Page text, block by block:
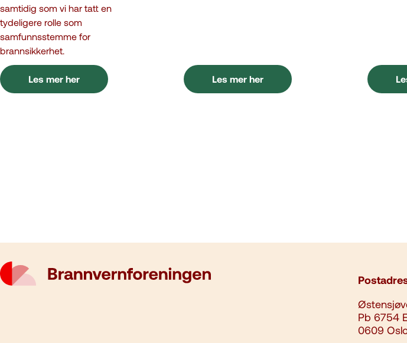
samtidig som vi har tatt en
tydeligere rolle som
samfunnsstemme for
brannsikkerhet.
Les mer her Les mer her
Pb 6754
0609